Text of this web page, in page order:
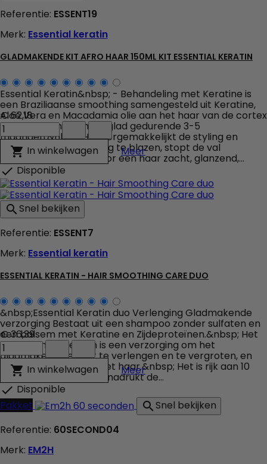
Referentie: ESSENT19
Merk: Essential keratin
GLADMAKENDE KIT AFRO HAAR 150ML KIT ESSENTIAL KERATIN
Essential Keratin&nbsp; - Behandeling met Keratine is
een Braziliaanse smoothing samengesteld uit Keratine,
Aloë Vera en Macadamia olie aan het haar van de cortex
herstellen en het haar glad gedurende 3-5
maanden.&nbsp; Het vergemakkelijkt de styling en
vermindert de tijd droog te blazen, stopt de val
verwijderde de vork voor een haar zacht, glanzend,...
€ 62,18
Gladmakende
Kit
Afro
Haar
150ml
KIT
Essential
Keratin
veld
producthoeveelheid
 In winkelwagen MeerGladmakende Kit Afro
 Disponible
Snel bekijken
Referentie: ESSENT7
Merk: Essential keratin
ESSENTIAL KERATIN - HAIR SMOOTHING CARE DUO
&nbsp;Essential Keratin duo Verlenging Gladmakende
verzorging Bestaat uit een shampoo zonder sulfaten en
een balsem met Keratine en Zijdeproteïnen.&nbsp; Het
duo Essential Keratin is een verzorging om het
gladmakende effect te verlengen en te vergroten, en
beschermt en voedt het haar.&nbsp; Het is rijk aan 10
oliën en keratine en benadrukt de...
€ 36,39
Essential
Keratin
Hair
Smoothing
Care
duo
producthoeveelheid
 In winkelwagen MeerEssential Keratin - Hair
 Disponible
Pakket
Snel bekijken
Referentie: 60SECOND04
Merk: EM2H